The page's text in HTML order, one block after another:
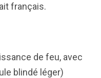
français.
de feu, avec
blindé léger)